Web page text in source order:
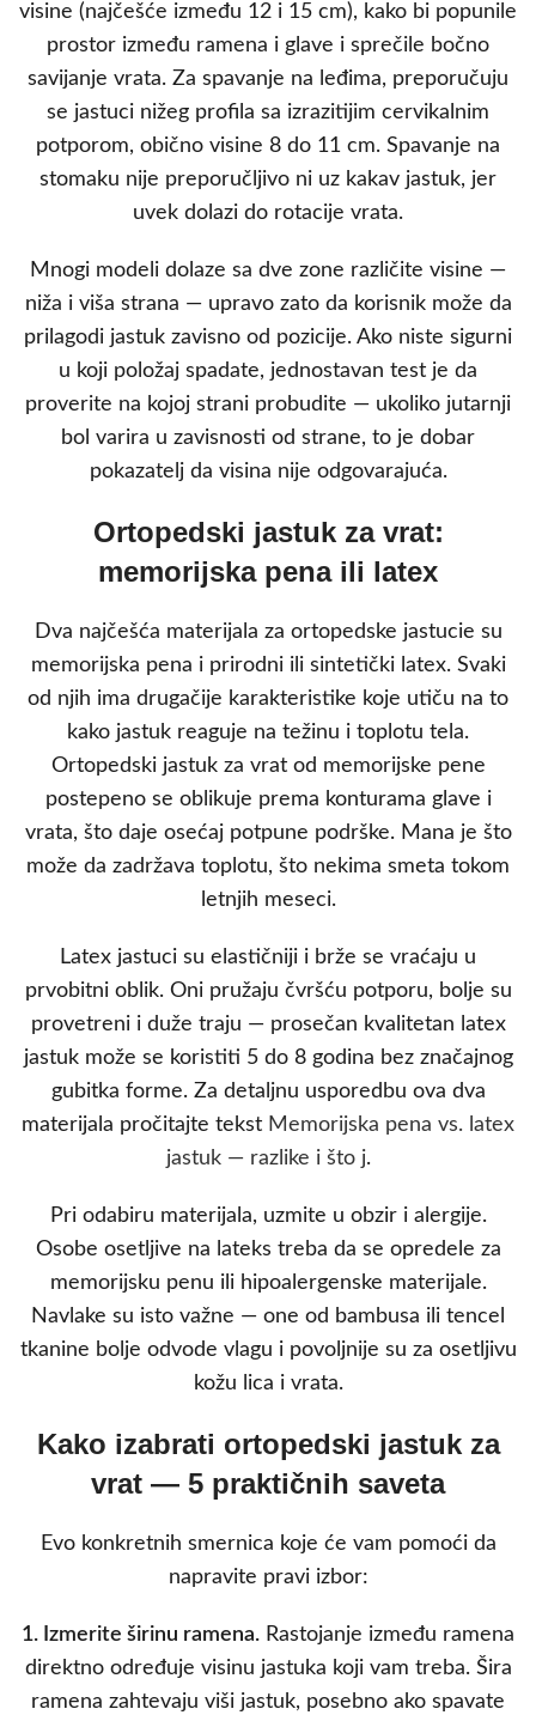
visine (najčešće između 12 i 15 cm), kako bi popunile
prostor između ramena i glave i sprečile bočno
savijanje vrata. Za spavanje na leđima, preporučuju
se jastuci nižeg profila sa izrazitijim cervikalnim
potporom, obično visine 8 do 11 cm. Spavanje na
stomaku nije preporučljivo ni uz kakav jastuk, jer
uvek dolazi do rotacije vrata.
Mnogi modeli dolaze sa dve zone različite visine —
niža i viša strana — upravo zato da korisnik može da
prilagodi jastuk zavisno od pozicije. Ako niste sigurni
u koji položaj spadate, jednostavan test je da
proverite na kojoj strani probudite — ukoliko jutarnji
bol varira u zavisnosti od strane, to je dobar
pokazatelj da visina nije odgovarajuća.
Ortopedski jastuk za vrat:
memorijska pena ili latex
Dva najčešća materijala za ortopedske jastucie su
memorijska pena i prirodni ili sintetički latex. Svaki
od njih ima drugačije karakteristike koje utiču na to
kako jastuk reaguje na težinu i toplotu tela.
Ortopedski jastuk za vrat od memorijske pene
postepeno se oblikuje prema konturama glave i
vrata, što daje osećaj potpune podrške. Mana je što
može da zadržava toplotu, što nekima smeta tokom
letnjih meseci.
Latex jastuci su elastičniji i brže se vraćaju u
prvobitni oblik. Oni pružaju čvršću potporu, bolje su
provetreni i duže traju — prosečan kvalitetan latex
jastuk može se koristiti 5 do 8 godina bez značajnog
gubitka forme. Za detaljnu usporedbu ova dva
materijala pročitajte tekst Memorijska pena vs. latex
jastuk — razlike i što j.
Pri odabiru materijala, uzmite u obzir i alergije.
Osobe osetljive na lateks treba da se opredele za
memorijsku penu ili hipoalergenske materijale.
Navlake su isto važne — one od bambusa ili tencel
tkanine bolje odvode vlagu i povoljnije su za osetljivu
kožu lica i vrata.
Kako izabrati ortopedski jastuk za
vrat — 5 praktičnih saveta
Evo konkretnih smernica koje će vam pomoći da
napravite pravi izbor:
1. Izmerite širinu ramena. Rastojanje između ramena
direktno određuje visinu jastuka koji vam treba. Šira
ramena zahtevaju viši jastuk, posebno ako spavate